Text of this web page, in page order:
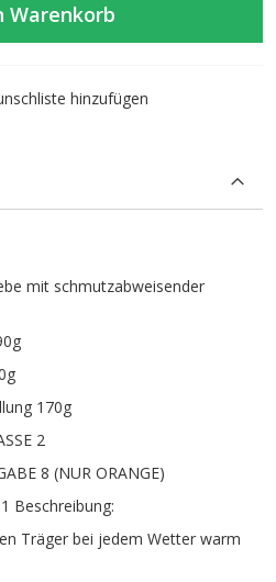
Warenkorb
hinzufügen
mit schmutzabweisender
170g
2
8 (NUR ORANGE)
Beschreibung:
Träger bei jedem Wetter warm